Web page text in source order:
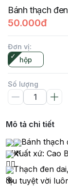
Bánh thạch
50.000đ
Đơn vị:
hộp
Số lượng
Mô tả chi tiết
Bánh thạch
Xuất xứ: Cao
Thạch đen
dịu tuyệt vời